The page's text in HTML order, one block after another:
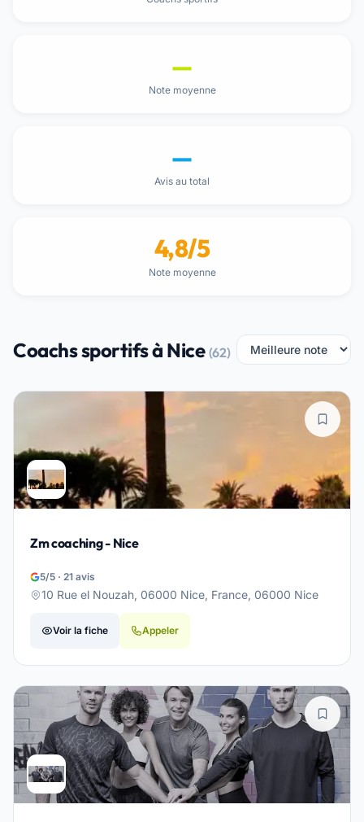
—
Note moyenne
—
Avis au total
4,8/5
Note moyenne
Coachs sportifs à Nice (62)
Zm coaching - Nice
5/5 · 21 avis
10 Rue el Nouzah, 06000 Nice, France, 06000 Nice
Voir la fiche Appeler